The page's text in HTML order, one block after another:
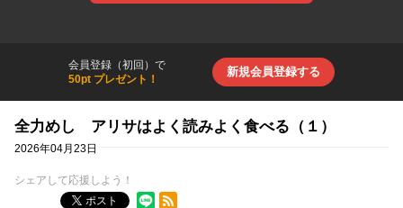
会員登録（初回）で
50pt プレゼント！
新規会員登録する
全力めし アリサはよく読みよく食べる（１）
2026年04月23日
シェアして応援しよう！
ポスト
RSSフィード